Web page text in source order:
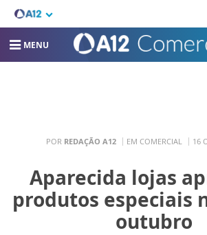
MENU
POR REDAÇÃO A12 EM COMERCIAL 16
Aparecida lojas
produtos especiais
outubro